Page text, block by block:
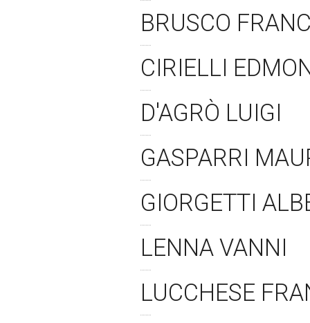
BRUSCO
CIRIELLI
D'AGRÒ LUIGI
GASPARRI
GIORGETTI
LENNA VANNI
LUCCHESE